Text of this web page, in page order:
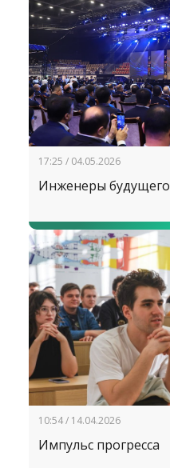
17:25 / 04.05.2026
Инженеры будущего
10:54 / 14.04.2026
Импульс прогресса